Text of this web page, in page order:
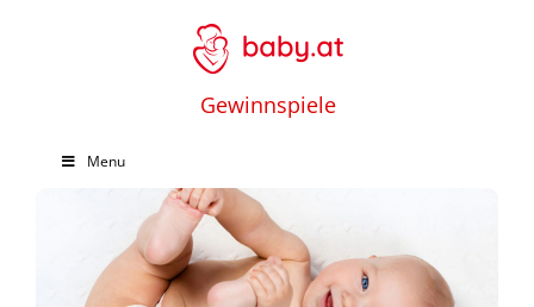
Gewinnspiele
Menu